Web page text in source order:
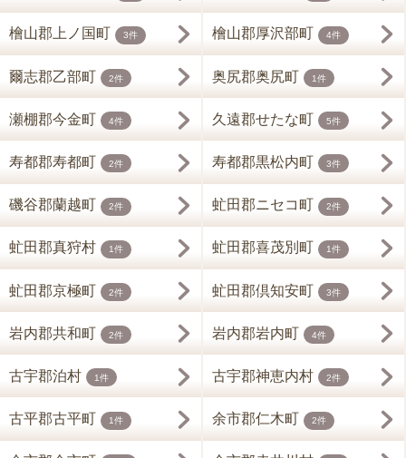
檜山郡上ノ国町 3件 檜山郡厚沢部町 4件
爾志郡乙部町 2件 奥尻郡奥尻町 1件
瀬棚郡今金町 4件 久遠郡せたな町 5件
寿都郡寿都町 2件 寿都郡黒松内町 3件
磯谷郡蘭越町 2件 虻田郡ニセコ町 2件
虻田郡真狩村 1件 虻田郡喜茂別町 1件
虻田郡京極町 2件 虻田郡倶知安町 3件
岩内郡共和町 2件 岩内郡岩内町 4件
古宇郡泊村 1件 古宇郡神恵内村 2件
古平郡古平町 1件 余市郡仁木町 2件